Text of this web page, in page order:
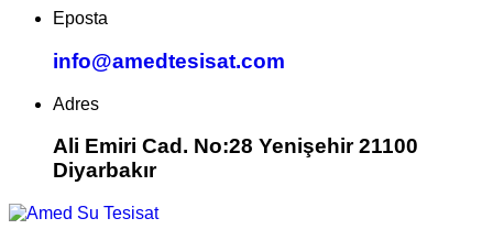
Eposta
info@amedtesisat.com
Adres
Ali Emiri Cad. No:28 Yenişehir 21100
Diyarbakır